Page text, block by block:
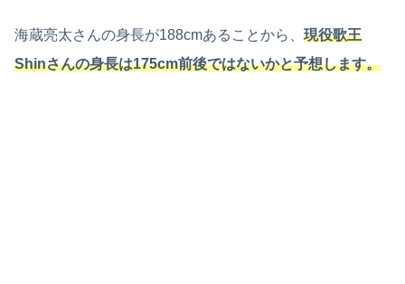
海蔵亮太さんの身長が188cmあることから、 現役歌王
Shinさんの身長は175cm前後ではないかと予想します。